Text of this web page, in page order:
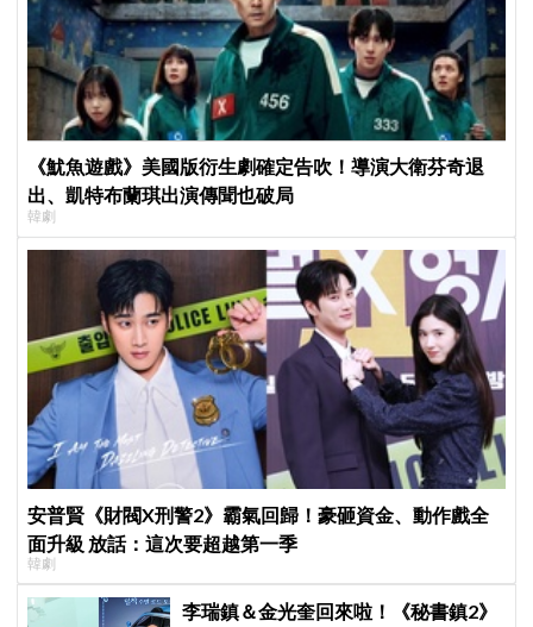
《魷魚遊戲》美國版衍生劇確定告吹！導演大衛芬奇退
出、凱特布蘭琪出演傳聞也破局
韓劇
安普賢《財閥X刑警2》霸氣回歸！豪砸資金、動作戲全
面升級 放話：這次要超越第一季
韓劇
李瑞鎮＆金光奎回來啦！《秘書鎮2》